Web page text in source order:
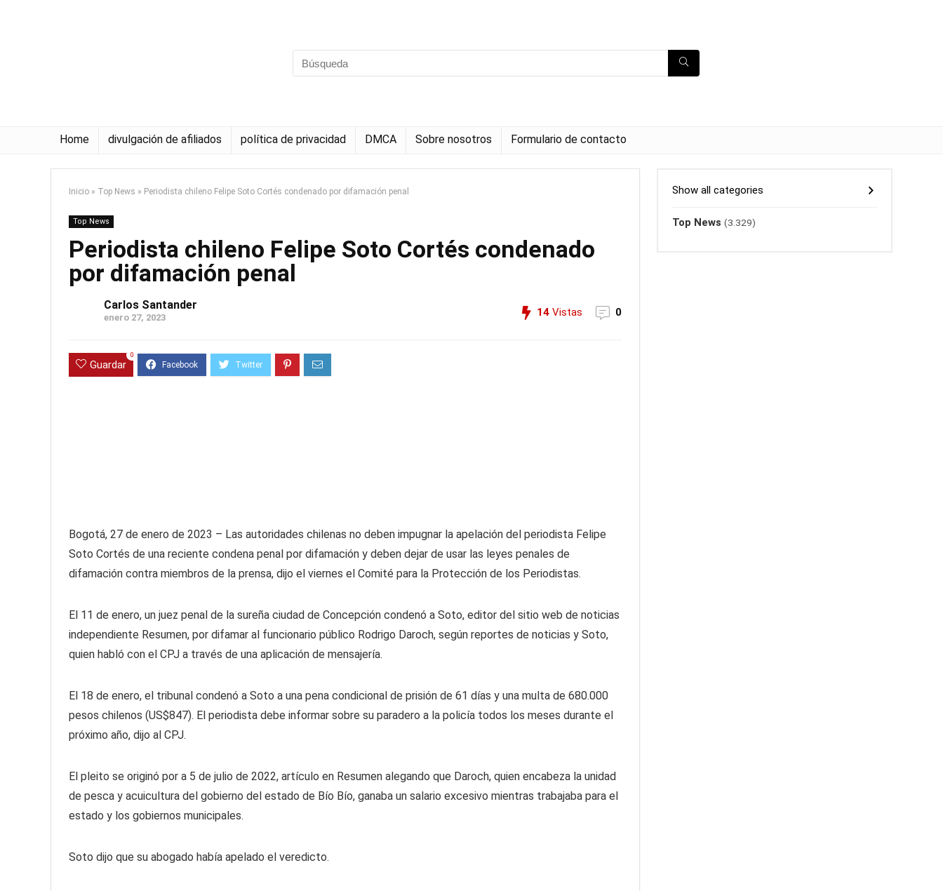
Home divulgación de afiliados política de privacidad DMCA Sobre nosotros Formulario de contacto
Inicio » Top News » Periodista chileno Felipe Soto Cortés condenado por difamación penal
Top News
Periodista chileno Felipe Soto Cortés condenado
por difamación penal
Carlos Santander
enero 27, 2023 14 Vistas 0
Guardar
0
Bogotá, 27 de enero de 2023 – Las autoridades chilenas no deben impugnar la apelación del periodista Felipe
Soto Cortés de una reciente condena penal por difamación y deben dejar de usar las leyes penales de
difamación contra miembros de la prensa, dijo el viernes el Comité para la Protección de los Periodistas.
El 11 de enero, un juez penal de la sureña ciudad de Concepción condenó a Soto, editor del sitio web de noticias
independiente Resumen, por difamar al funcionario público Rodrigo Daroch, según reportes de noticias y Soto,
quien habló con el CPJ a través de una aplicación de mensajería.
El 18 de enero, el tribunal condenó a Soto a una pena condicional de prisión de 61 días y una multa de 680.000
pesos chilenos (US$847). El periodista debe informar sobre su paradero a la policía todos los meses durante el
próximo año, dijo al CPJ.
El pleito se originó por a 5 de julio de 2022, artículo en Resumen alegando que Daroch, quien encabeza la unidad
de pesca y acuicultura del gobierno del estado de Bío Bío, ganaba un salario excesivo mientras trabajaba para el
estado y los gobiernos municipales.
Soto dijo que su abogado había apelado el veredicto.
Show all categories
Top News (3.329)